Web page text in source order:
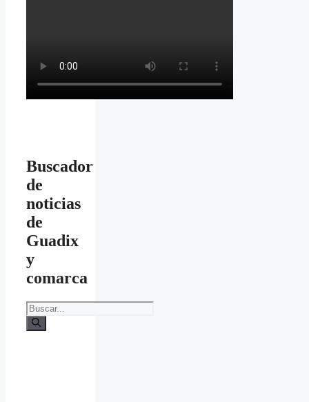
Buscador
de
noticias
de
Guadix
y
comarca
Buscar: